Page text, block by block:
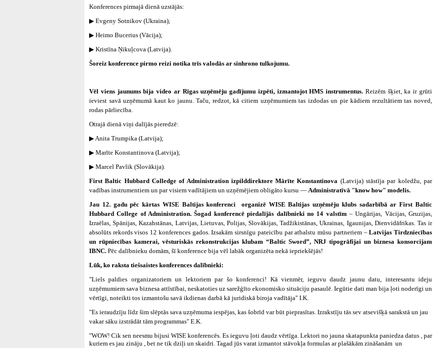
Konferences pirmajā dienā uzstājās:
▶ Evgeny Sotnikov (Ukraina);
▶ Heimo Bucerius (Vācija);
▶ Kristīna Ņikuļcova (Latvija).
Šoreiz konference pirmo reizi notika trīs valodās ar sinhrono tulkojumu.
Vēl viens jaunums bija video ar Rīgas uzņēmēju gadījumu izpēti, izmantojot HMS instrumentus. Reizēm šķiet, ka ir grūti
ieviest savā uzņēmumā kaut ko jaunu. Taču, redzot, kā citiem uzņēmumiem tas izdodas un pie kādiem rezultātiem tas noved,
rodas pārliecība.
Otrajā dienā viņi dalījās pieredzē:
▶ Anita Trumpika (Latvija);
▶ Marīte Konstantinova (Latvija);
▶ Marcel Pavlik (Slovākija).
First Baltic Hubbard Colledge of Administration izpilddirektore Mārīte Konstantinova (Latvija) stāstīja par koledžu, par
vadības instrumentiem un par visiem vadītājiem un uzņēmējiem obligāto kursu — Administratīvā "know how" modelis.
Jau 12. gadu pēc kārtas WISE Baltijas konferenci organizē WISE Baltijas uzņēmēju klubs sadarbībā ar First Baltic
Hubbard College of Administration. Šogad konferencē piedalījās dalībnieki no 14 valstīm– Ungārijas, Vācijas, Gruzijas,
Izraēlas, Spānijas, Kazahstānas, Latvijas, Lietuvas, Polijas, Slovākijas, Tadžikistānas, Ukrainas, Igaunijas, Dienvidāfrikas. Tas ir
absolūts rekords visos 12 konferences gados. Izsakām sirsnīgu pateicību par atbalstu mūsu partneriem –Latvijas Tirdzniecības
un rūpniecības kamerai, vēsturiskās rekonstrukcijas klubam “Baltic Sword”, NRJ tipogrāfijai un biznesa konsorcijam
IBNC. Pēc dalībnieku domām, šī konference bija vēl labāk organizēta nekā iepriekšējās!
Lūk, ko raksta tiešsaistes konferences dalībnieki:
"Liels paldies organizatoriem un lektoriem par šo konferenci! Kā vienmēr, ieguvu daudz jaunu datu, interesantu ideju
uzņēmumiem sava biznesa attīstībai, neskatoties uz sarežģīto ekonomisko situāciju pasaulē. Iegūtie dati man bija ļoti noderīgi un
vērtīgi, noteikti tos izmantošu savā ikdienas darbā kā juridiskā biroja vadītāja" I.K.
"Es ieraudzīju līdz šim slēptās sava uzņēmuma iespējas, kas šobrīd var būt pieprasītas. Izrakstīju tās sev atsevišķā sarakstā un jau
vakar sāku izstrādāt tām programmas" E.K.
"WOW! Cik sen neesmu bijusi WISE konferencēs. Es ieguvu ļoti daudz vērtīga. Lektori no jauna skatapunkta paniedza datus , par
kuriem es jau zināju , bet ne tik dziļi un skaidri. Tagad jūs varat izmantot stāvokļa formulas ar plašākām zināšanām un